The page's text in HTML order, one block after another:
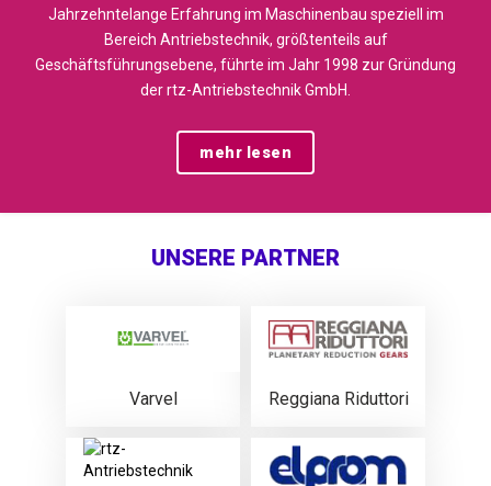
Jahrzehntelange Erfahrung im Maschinenbau speziell im
Bereich Antriebstechnik, größtenteils auf
Geschäftsführungsebene, führte im Jahr 1998 zur Gründung
der rtz-Antriebstechnik GmbH.
mehr lesen
UNSERE PARTNER
Varvel Reggiana Riduttori